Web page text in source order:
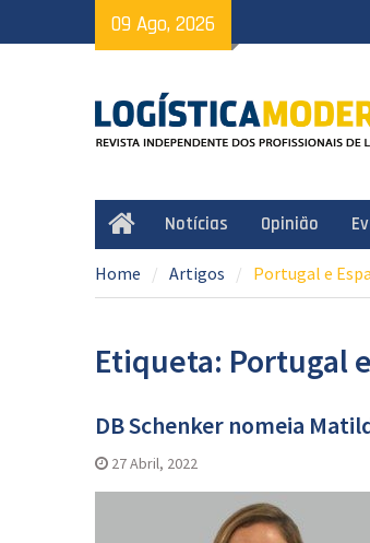
to
09 Ago, 2026
HomeNotícias Opinião
Home Artigos Portugal e
Etiqueta: Portugal
DB Schenker nomeia
27 Abril, 2022